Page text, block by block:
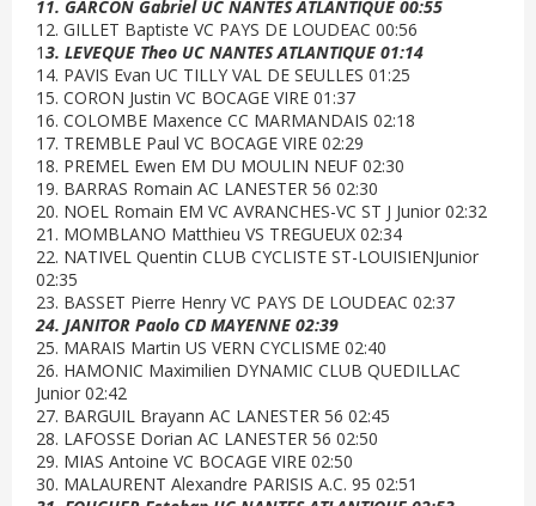
11. GARCON Gabriel UC NANTES ATLANTIQUE 00:55
12. GILLET Baptiste VC PAYS DE LOUDEAC 00:56
13. LEVEQUE Theo UC NANTES ATLANTIQUE 01:14
14. PAVIS Evan UC TILLY VAL DE SEULLES 01:25
15. CORON Justin VC BOCAGE VIRE 01:37
16. COLOMBE Maxence CC MARMANDAIS 02:18
17. TREMBLE Paul VC BOCAGE VIRE 02:29
18. PREMEL Ewen EM DU MOULIN NEUF 02:30
19. BARRAS Romain AC LANESTER 56 02:30
20. NOEL Romain EM VC AVRANCHES-VC ST J Junior 02:32
21. MOMBLANO Matthieu VS TREGUEUX 02:34
22. NATIVEL Quentin CLUB CYCLISTE ST-LOUISIENJunior
02:35
23. BASSET Pierre Henry VC PAYS DE LOUDEAC 02:37
24. JANITOR Paolo CD MAYENNE 02:39
25. MARAIS Martin US VERN CYCLISME 02:40
26. HAMONIC Maximilien DYNAMIC CLUB QUEDILLAC
Junior 02:42
27. BARGUIL Brayann AC LANESTER 56 02:45
28. LAFOSSE Dorian AC LANESTER 56 02:50
29. MIAS Antoine VC BOCAGE VIRE 02:50
30. MALAURENT Alexandre PARISIS A.C. 95 02:51